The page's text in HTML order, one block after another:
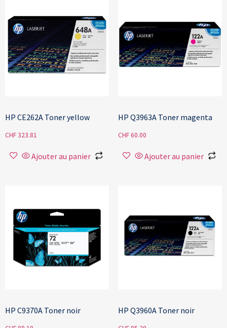
HP CE262A Toner yellow
CHF323.81
Ajouter au panier
HP Q3963A Toner magenta
CHF60.00
Ajouter au panier
HP C9370A Toner noir HP Q3960A Toner noir